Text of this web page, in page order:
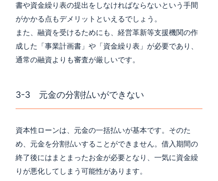
書や資金繰り表の提出をしなければならないという手間
がかかる点もデメリットといえるでしょう。
また、融資を受けるためにも、経営革新等支援機関の作
成した「事業計画書」や「資金繰り表」が必要であり、
通常の融資よりも審査が厳しいです。
3-3 元金の分割払いができない
資本性ローンは、元金の一括払いが基本です。そのた
め、元金を分割払いすることができません。借入期間の
終了後にはまとまったお金が必要となり、一気に資金繰
りが悪化してしまう可能性があります。